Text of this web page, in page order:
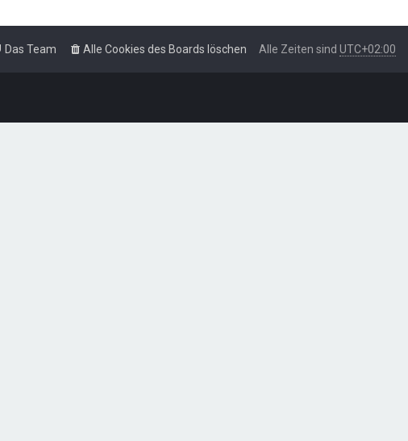
Alle Zeiten sind UTC+02:00
Alle Cookies des Boards löschen
Das Team